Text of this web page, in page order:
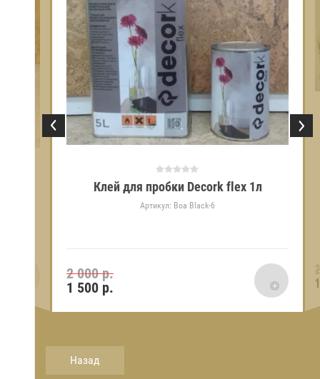
Клей для пробки Decork flex 1л
Артикул: Boa Black-6
2 000 р.
1 500 р.
Назад